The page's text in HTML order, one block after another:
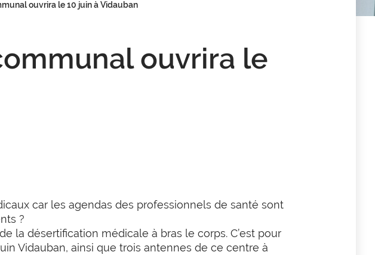
ouvrira le 10 juin à Vidauban
ouvrira le
car les agendas des professionnels de santé sont
?
la désertification médicale à bras le corps. C’est pour
Vidauban, ainsi que trois antennes de ce centre à